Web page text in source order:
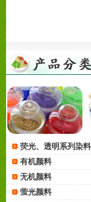
荧光、透明系列染料
有机颜料
无机颜料
萤光颜料